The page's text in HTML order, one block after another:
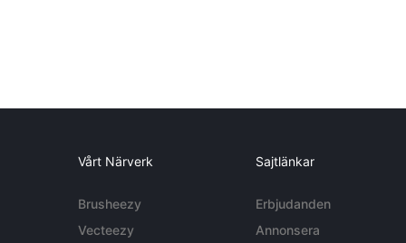
Vårt Närverk
Brusheezy
Vecteezy
Sajtlänkar
Erbjudanden
Annonsera